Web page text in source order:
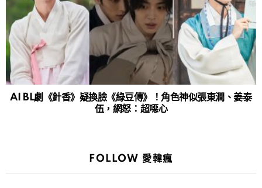
AI BL劇《針香》疑換臉《綠豆傳》！角色神似張東潤、姜泰
伍，網怒：超噁心
FOLLOW 愛韓瘋